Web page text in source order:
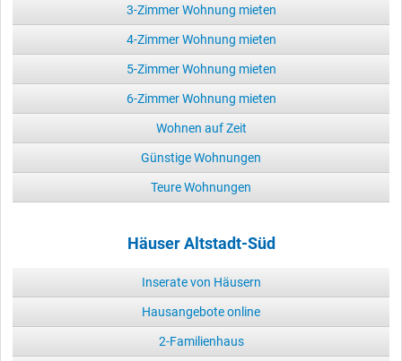
3-Zimmer Wohnung mieten
4-Zimmer Wohnung mieten
5-Zimmer Wohnung mieten
6-Zimmer Wohnung mieten
Wohnen auf Zeit
Günstige Wohnungen
Teure Wohnungen
Häuser Altstadt-Süd
Inserate von Häusern
Hausangebote online
2-Familienhaus